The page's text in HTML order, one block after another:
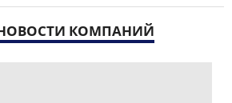
НОВОСТИ КОМПАНИЙ